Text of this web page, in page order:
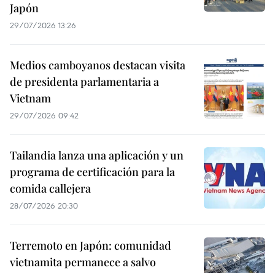
Japón
29/07/2026 13:26
Medios camboyanos destacan visita
de presidenta parlamentaria a
Vietnam
29/07/2026 09:42
Tailandia lanza una aplicación y un
programa de certificación para la
comida callejera
28/07/2026 20:30
Terremoto en Japón: comunidad
vietnamita permanece a salvo